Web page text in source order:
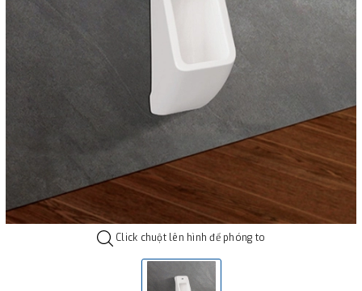
Click chuột lên hình để phóng to